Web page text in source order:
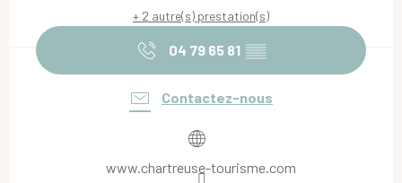
+ 2 autre(s) prestation(s)
04 79 65 81 ▒▒
Contactez-nous
www.chartreuse-tourisme.com